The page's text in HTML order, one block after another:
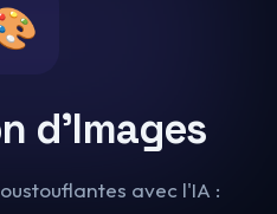
d'Images
avec l'IA :